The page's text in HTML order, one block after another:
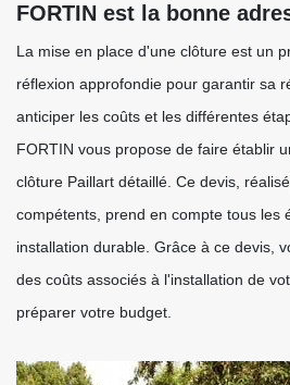
FORTIN est la bonne
La mise en place d'une clôture est un
réflexion approfondie pour garantir sa
anticiper les coûts et les différentes
FORTIN vous propose de faire établir
clôture Paillart détaillé. Ce devis,
compétents, prend en compte tous les
installation durable. Grâce à ce devis,
des coûts associés à l'installation de
préparer votre budget.